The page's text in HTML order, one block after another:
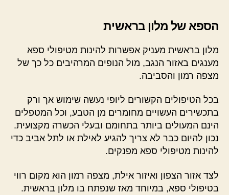
הספא של מלון בראשית
מלון בראשית מעניק אפשרות להינות מטיפולי ספא
מענגים באזור הנגב, מול הנופים המרהיבים כל כך של
מצפה רמון והסביבה.
בכל הטיפולים הקשורים ליופי נעשה שימוש אך ורק
בתכשירים העשויים מחומרים מן הטבע, וכל המטפלים
הינם המעולים ביותר בתחומם ובעלי הכשרה מקצועית.
נכון להיום כבר לא צריך להגיע לאילת או לתל אביב כדי
להינות מטיפולי ספא מפנקים.
לצד אזור הצפון ואיזור אילת, מצפה רמון הוא מקום רווי
בטיפולי ספא, במיוחד מאז שנפתח בו מלון בראשית.